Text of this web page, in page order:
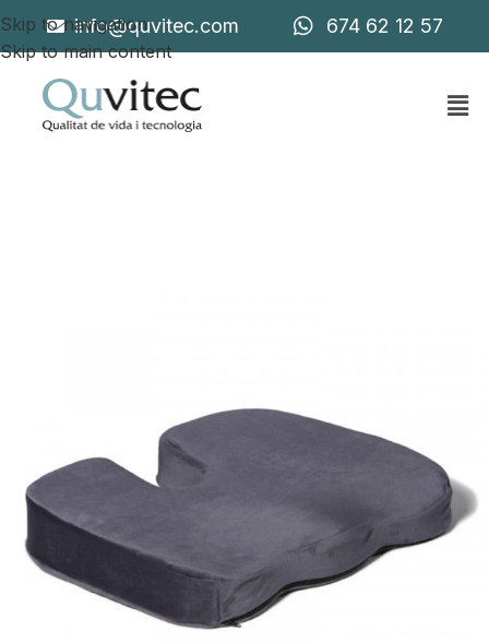
Skip to navigation
Skip to main content
info@quvitec.com 674 62 12 57